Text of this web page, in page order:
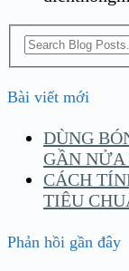
Bài viết mới
DÙNG
GẦN NỬA
CÁCH
TIÊU
Phản hồi gần đây